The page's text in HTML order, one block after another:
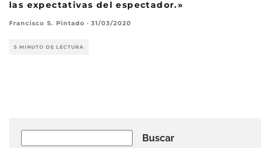
las expectativas del espectador.»
Francisco S. Pintado · 31/03/2020
5 MINUTO DE LECTURA
Buscar